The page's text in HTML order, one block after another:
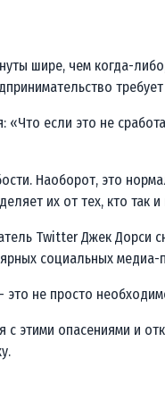
шире, чем когда-
если это не
Наоборот, это
их от тех, кто так
Twitter Джек Дорси
социальных
не просто
с этими опасениями